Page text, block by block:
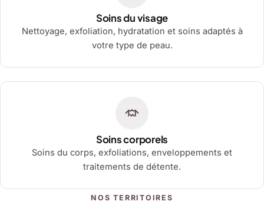
Soins du visage
Nettoyage, exfoliation, hydratation et soins adaptés à
votre type de peau.
Soins corporels
Soins du corps, exfoliations, enveloppements et
traitements de détente.
NOS TERRITOIRES